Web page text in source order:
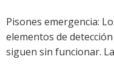
Pisones emergencia:
elementos de
siguen sin funcionar.